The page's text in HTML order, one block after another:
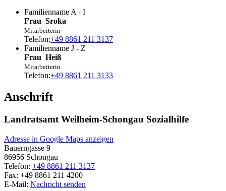
Familienname A - I
Frau Sroka
Mitarbeiterin
Telefon:+49 8861 211 3137
Familienname J - Z
Frau Heiß
Mitarbeiterin
Telefon:+49 8861 211 3133
Anschrift
Landratsamt Weilheim-Schongau Sozialhilfe
Adresse in Google Maps anzeigen
Bauerngasse 9
86956 Schongau
Telefon: +49 8861 211 3137
Fax: +49 8861 211 4200
E-Mail: Nachricht senden